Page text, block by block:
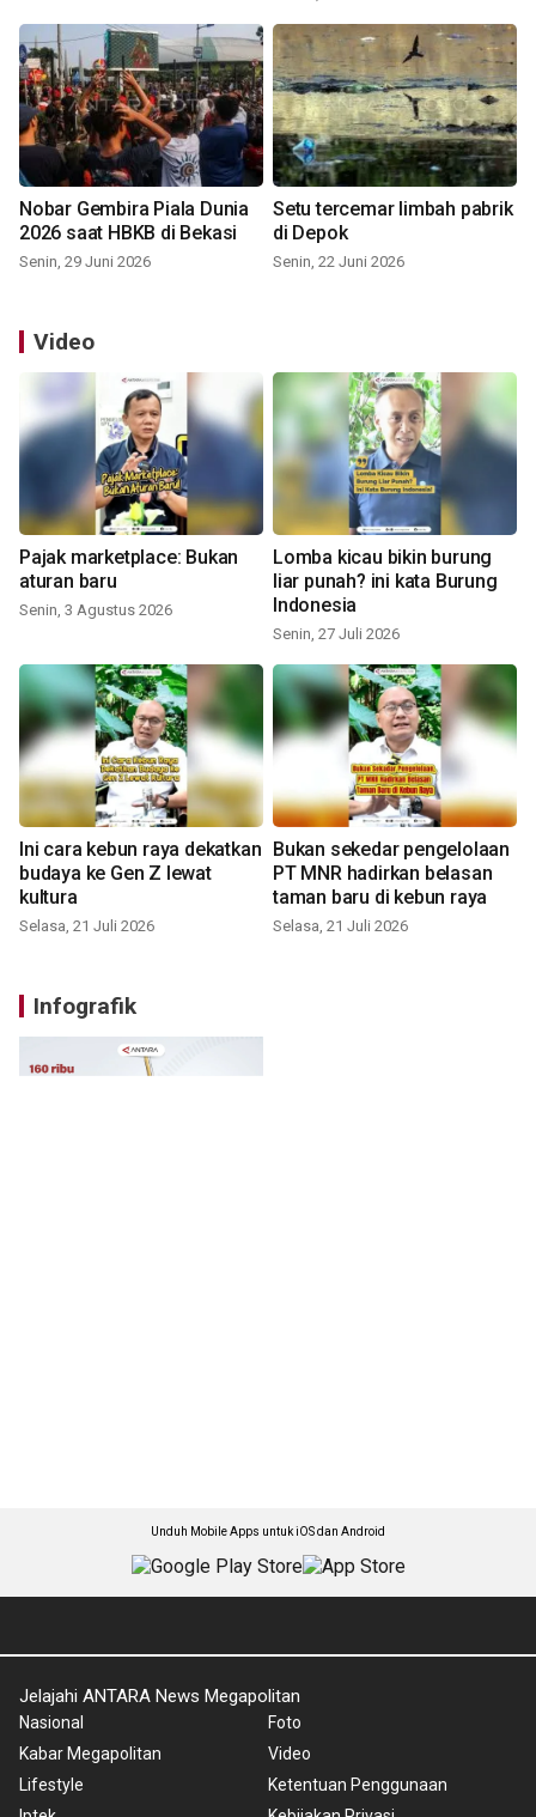
Nobar Gembira Piala Dunia
2026 saat HBKB di Bekasi
Senin, 29 Juni 2026
Setu tercemar limbah pabrik
di Depok
Senin, 22 Juni 2026
Video
Pajak marketplace: Bukan
aturan baru
Senin, 3 Agustus 2026
Lomba kicau bikin burung
liar punah? ini kata Burung
Indonesia
Senin, 27 Juli 2026
Ini cara kebun raya dekatkan
budaya ke Gen Z lewat
kultura
Selasa, 21 Juli 2026
Bukan sekedar pengelolaan
PT MNR hadirkan belasan
taman baru di kebun raya
Selasa, 21 Juli 2026
Infografik
Unduh Mobile Apps untuk iOS dan Android
Jelajahi ANTARA News Megapolitan
Nasional
Kabar Megapolitan
Lifestyle
Foto
Video
Ketentuan Penggunaan